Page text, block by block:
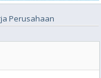
Perusahaan